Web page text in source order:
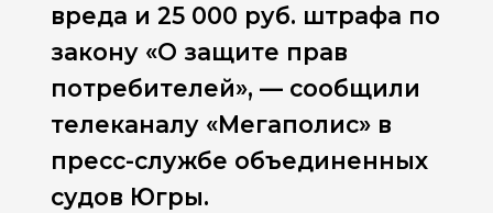
вреда и 25 000 руб. штрафа по
закону «О защите прав
потребителей», — сообщили
телеканалу «Мегаполис» в
пресс-службе объединенных
судов Югры.